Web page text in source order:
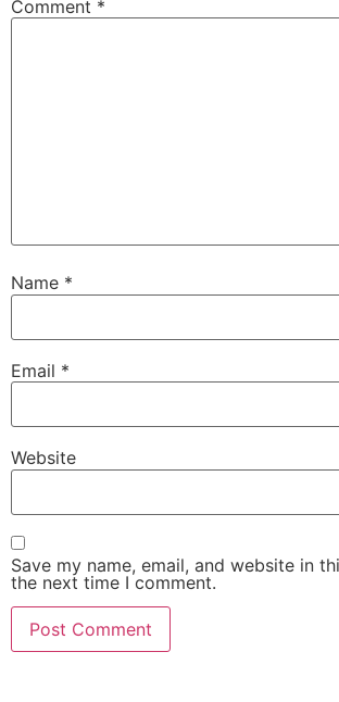
Comment *
Name *
Email *
Website
Save my name, email, and website in
the next time I comment.